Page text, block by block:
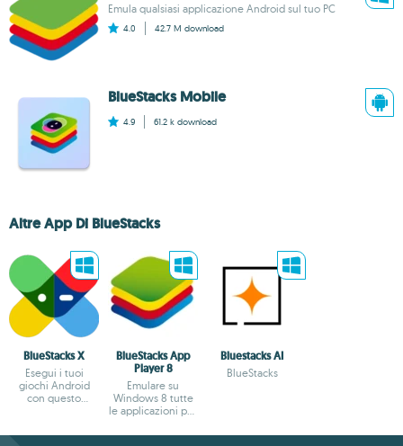
Emula qualsiasi applicazione Android sul tuo PC
4.0 42.7 M download
BlueStacks Mobile
4.9 61.2 k download
Altre App Di BlueStacks
BlueStacks X
Esegui i tuoi
giochi Android
con questo
BlueStacks App
Player 8
Emulare su
Windows 8 tutte
le applicazioni per
Bluestacks AI
BlueStacks